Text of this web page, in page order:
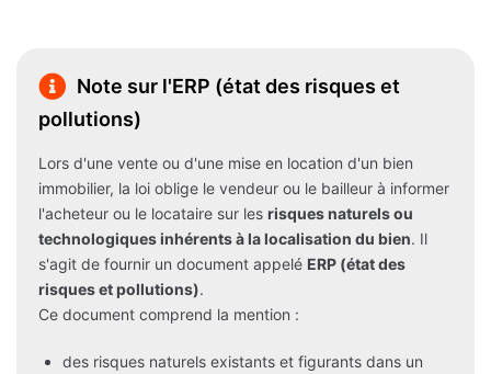
Note sur l'ERP (état des risques et
pollutions)
Lors d'une vente ou d'une mise en location d'un bien
immobilier, la loi oblige le vendeur ou le bailleur à informer
l'acheteur ou le locataire sur les risques naturels ou
technologiques inhérents à la localisation du bien. Il
s'agit de fournir un document appelé ERP (état des
risques et pollutions).
Ce document comprend la mention :
des risques naturels existants et figurants dans un